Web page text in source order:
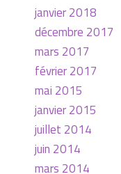
janvier 2018
décembre 2017
mars 2017
février 2017
mai 2015
janvier 2015
juillet 2014
juin 2014
mars 2014